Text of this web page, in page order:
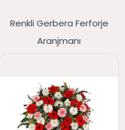
Renkli Gerbera Ferforje
Aranjmanı